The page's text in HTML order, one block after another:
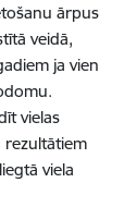
ārpus
veidā,
ja vien
vielas
rezultātiem
viela